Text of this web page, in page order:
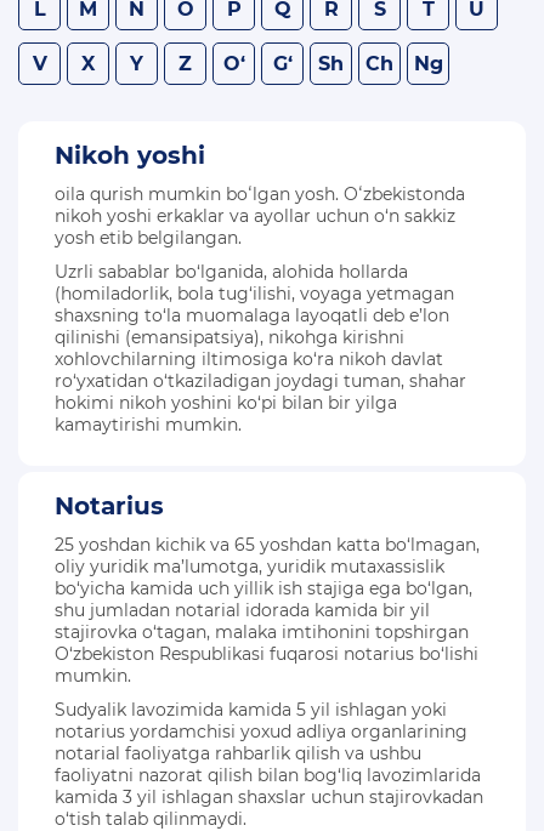
KONSTITUTSIYAVIY LUG’AT
KONSTITUTSIYANI O‘RGANAMIZ
L M N O P Q R S T U
V X Y Z O‘ G‘ Sh Ch Ng
Nikoh yoshi
oila qurish mumkin boʻlgan yosh. Oʻzbekistonda
nikoh yoshi erkaklar va ayollar uchun o‘n sakkiz
yosh etib belgilangan.
Uzrli sabablar bo‘lganida, alohida hollarda
(homiladorlik, bola tug‘ilishi, voyaga yetmagan
shaxsning to‘la muomalaga layoqatli deb e’lon
qilinishi (emansipatsiya), nikohga kirishni
xohlovchilarning iltimosiga ko‘ra nikoh davlat
ro‘yxatidan o‘tkaziladigan joydagi tuman, shahar
hokimi nikoh yoshini ko‘pi bilan bir yilga
kamaytirishi mumkin.
Notarius
25 yoshdan kichik va 65 yoshdan katta bo‘lmagan,
oliy yuridik ma’lumotga, yuridik mutaxassislik
bo‘yicha kamida uch yillik ish stajiga ega bo‘lgan,
shu jumladan notarial idorada kamida bir yil
stajirovka o‘tagan, malaka imtihonini topshirgan
O‘zbekiston Respublikasi fuqarosi notarius bo‘lishi
mumkin.
Sudyalik lavozimida kamida 5 yil ishlagan yoki
notarius yordamchisi yoxud adliya organlarining
notarial faoliyatga rahbarlik qilish va ushbu
faoliyatni nazorat qilish bilan bog‘liq lavozimlarida
kamida 3 yil ishlagan shaxslar uchun stajirovkadan
o‘tish talab qilinmaydi.